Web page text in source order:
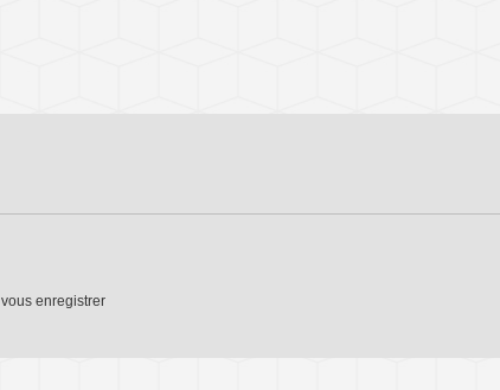
vous enregistrer